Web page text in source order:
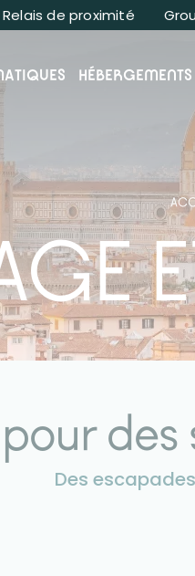
HÉBERGEMENTS
Relais de proximité
Des